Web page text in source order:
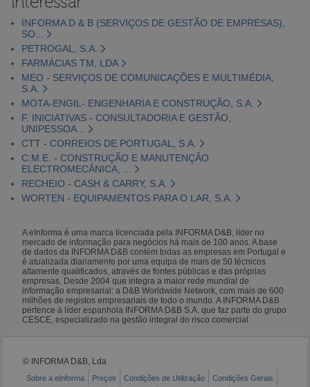
INFORMA D & B (SERVIÇOS DE GESTÃO DE EMPRESAS),
SO...
PETROGAL, S.A.
FARMÁCIAS TM, LDA
MEO - SERVIÇOS DE COMUNICAÇÕES E MULTIMÉDIA,
S.A.
MOTA-ENGIL- ENGENHARIA E CONSTRUÇÃO, S.A.
F. INICIATIVAS - CONSULTADORIA E GESTÃO,
UNIPESSOA...
CTT - CORREIOS DE PORTUGAL, S.A.
C.M.E. - CONSTRUÇÃO E MANUTENÇÃO
ELECTROMECÂNICA, ...
RECHEIO - CASH & CARRY, S.A.
WORTEN - EQUIPAMENTOS PARA O LAR, S.A.
A eInforma é uma marca licenciada pela INFORMA D&B, líder no
mercado de informação para negócios há mais de 100 anos. A base
de dados da INFORMA D&B contém todas as empresas em Portugal e
é atualizada diariamente por uma equipa de mais de 50 técnicos
altamente qualificados, através de fontes públicas e das próprias
empresas. Desde 2004 que integra a maior rede mundial de
informação empresarial: a D&B Worldwide Network, com mais de 600
milhões de registos empresariais de todo o mundo. A INFORMA D&B
pertence à líder espanhola INFORMA D&B S.A. que faz parte do grupo
CESCE, especializado na gestão integral do risco comercial.
© INFORMA D&B, Lda
Sobre a eInforma Preços Condições de Utilização Condições Gerais